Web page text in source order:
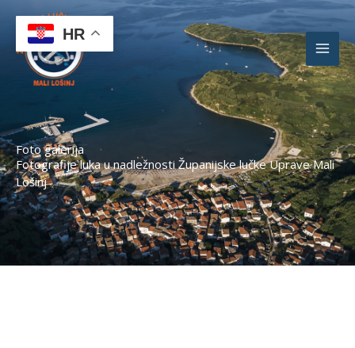
content
Foto galerija
Fotografije luka u nadležnosti Županijske lučke Uprave Mali
Lošinj
HR